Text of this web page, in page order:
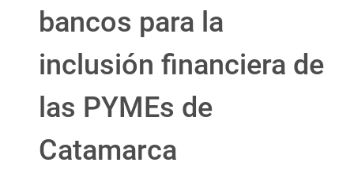
bancos para la
inclusión financiera de
las PYMEs de
Catamarca